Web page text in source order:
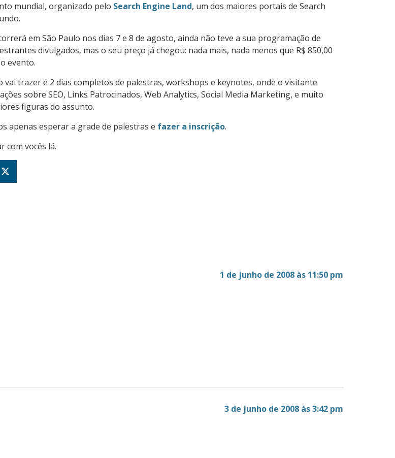
mundial, organizado pelo Search Engine Land, um dos maiores portais de Search
em São Paulo nos dias 7 e 8 de agosto, ainda não teve a sua programação de
divulgados, mas o seu preço já chegou: nada mais, nada menos que R$ 850,00
evento.
vai trazer é 2 dias completos de palestras, workshops e keynotes, onde o visitante
sobre SEO, Links Patrocinados, Web Analytics, Social Media Marketing, e muito
figuras do assunto.
apenas esperar a grade de palestras e fazer a inscrição.
com vocês lá.
1 de junho de 2008 às 11:50 pm
3 de junho de 2008 às 3:42 pm